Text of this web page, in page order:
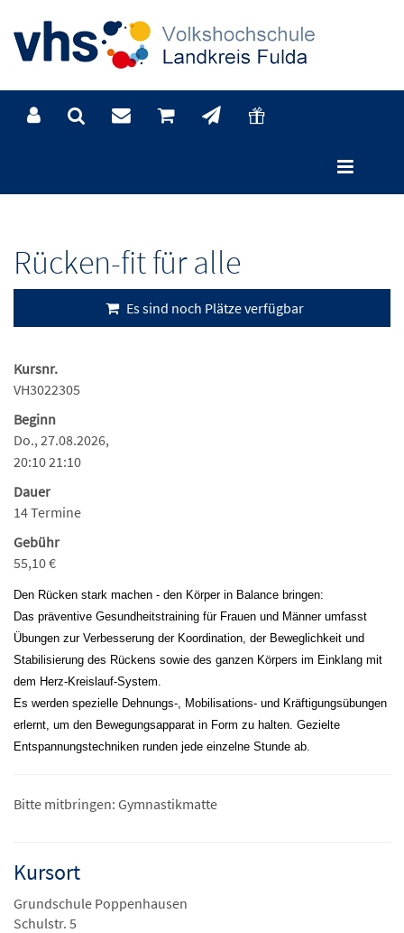
Rücken-fit für alle
Es sind noch Plätze verfügbar
Kursnr.
VH3022305
Beginn
Do., 27.08.2026,
20:10 21:10
Dauer
14 Termine
Gebühr
55,10 €
Den Rücken stark machen - den Körper in Balance bringen:
Das präventive Gesundheitstraining für Frauen und Männer umfasst
Übungen zur Verbesserung der Koordination, der Beweglichkeit und
Stabilisierung des Rückens sowie des ganzen Körpers im Einklang mit
dem Herz-Kreislauf-System.
Es werden spezielle Dehnungs-, Mobilisations- und Kräftigungsübungen
erlernt, um den Bewegungsapparat in Form zu halten. Gezielte
Entspannungstechniken runden jede einzelne Stunde ab.
Bitte mitbringen: Gymnastikmatte
Kursort
Grundschule Poppenhausen
Schulstr. 5